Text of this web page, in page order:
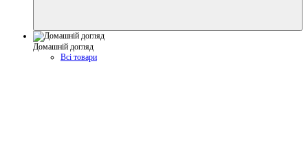
Домашній догляд
Всі товари